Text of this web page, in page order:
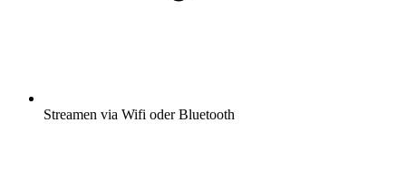
Streamen via Wifi oder Bluetooth